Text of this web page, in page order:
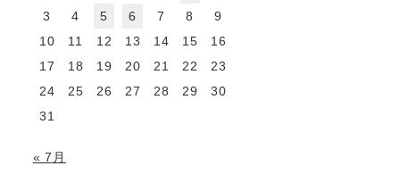
3
4 5 6 7 8
9
10
11 12 13 14 15
16
17
18 19 20 21 22
23
24
25 26 27 28 29
30
31
« 7月